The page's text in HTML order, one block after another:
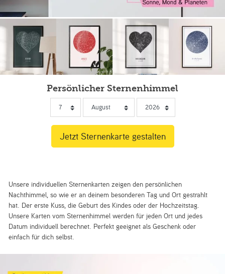
Persönlicher Sternenhimmel
Unsere individuellen Sternenkarten zeigen den persönlichen
Nachthimmel, so wie er an deinem besonderen Tag und Ort gestrahlt
hat. Der erste Kuss, die Geburt des Kindes oder der Hochzeitstag.
Unsere Karten vom Sternenhimmel werden für jeden Ort und jedes
Datum individuell berechnet. Perfekt geeignet als Geschenk oder
einfach für dich selbst.